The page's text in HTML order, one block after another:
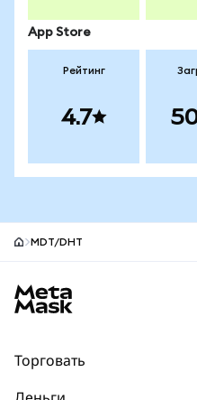
App Store
Рейтинг
4.7
MDT/DHT
Торговать